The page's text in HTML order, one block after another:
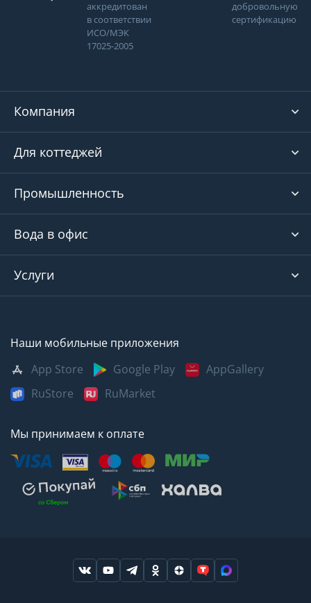
аккредитован
в соответствии
ИСО/МЭК
17025-2005
добровольную
сертификацию
Компания
Для коттеджей
Промышленность
Вода в офис
Услуги
Наши мобильные приложения
App Store
Google Play
AppGallery
RuStore
RuMarket
Мы принимаем к оплате